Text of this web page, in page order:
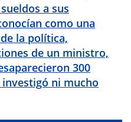
a sus
como una
la política,
de un ministro,
300
ni mucho